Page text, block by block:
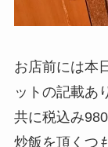
お店前には本
ットの記載あ
共に税込み
炒飯を頂くつ